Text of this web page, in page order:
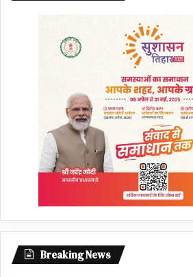
Breaking News